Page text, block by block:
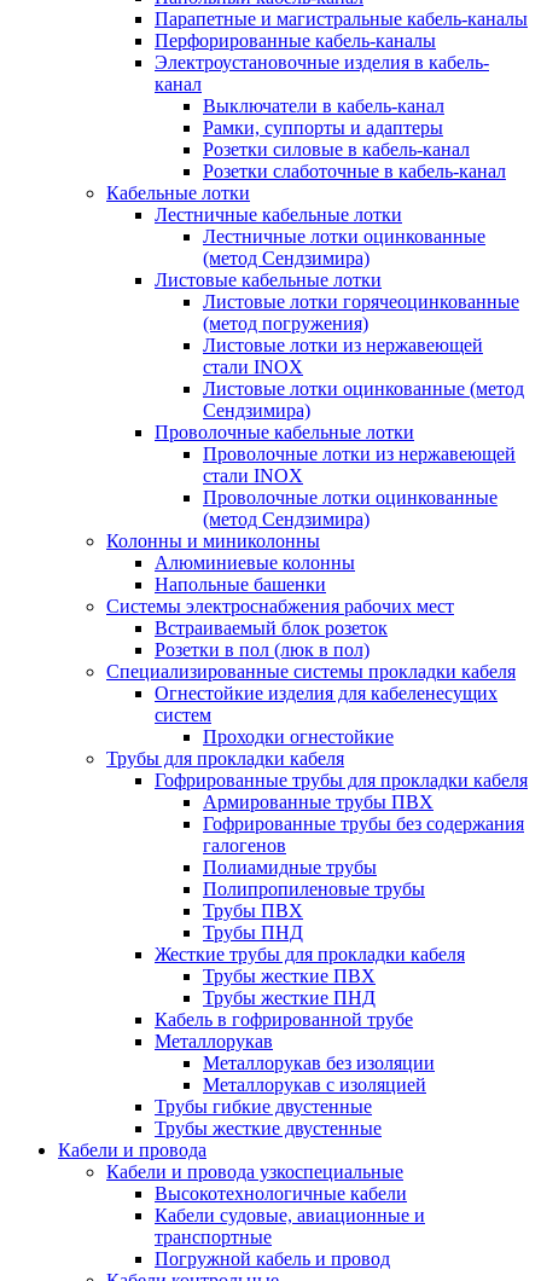
Парапетные и магистральные кабель-каналы
Перфорированные кабель-каналы
Электроустановочные изделия в кабель-
канал
Выключатели в кабель-канал
Рамки, суппорты и адаптеры
Розетки силовые в кабель-канал
Розетки слаботочные в кабель-канал
Кабельные лотки
Лестничные кабельные лотки
Лестничные лотки оцинкованные
(метод Сендзимира)
Листовые кабельные лотки
Листовые лотки горячеоцинкованные
(метод погружения)
Листовые лотки из нержавеющей
стали INOX
Листовые лотки оцинкованные (метод
Сендзимира)
Проволочные кабельные лотки
Проволочные лотки из нержавеющей
стали INOX
Проволочные лотки оцинкованные
(метод Сендзимира)
Колонны и миниколонны
Алюминиевые колонны
Напольные башенки
Системы электроснабжения рабочих мест
Встраиваемый блок розеток
Розетки в пол (люк в пол)
Специализированные системы прокладки кабеля
Огнестойкие изделия для кабеленесущих
систем
Проходки огнестойкие
Трубы для прокладки кабеля
Гофрированные трубы для прокладки кабеля
Армированные трубы ПВХ
Гофрированные трубы без содержания
галогенов
Полиамидные трубы
Полипропиленовые трубы
Трубы ПВХ
Трубы ПНД
Жесткие трубы для прокладки кабеля
Трубы жесткие ПВХ
Трубы жесткие ПНД
Кабель в гофрированной трубе
Металлорукав
Металлорукав без изоляции
Металлорукав с изоляцией
Трубы гибкие двустенные
Трубы жесткие двустенные
Кабели и провода
Кабели и провода узкоспециальные
Высокотехнологичные кабели
Кабели судовые, авиационные и
транспортные
Погружной кабель и провод